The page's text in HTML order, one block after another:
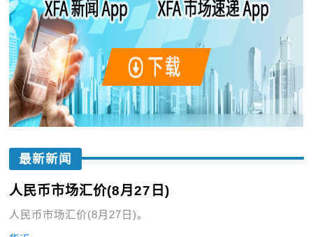
最新新闻
人民币市场汇价(8月27日)
人民币市场汇价(8月27日)。